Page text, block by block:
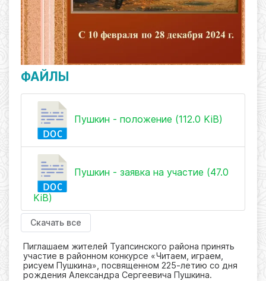
ФАЙЛЫ
Пушкин - положение (112.0 KiB)
Пушкин - заявка на участие (47.0
KiB)
Скачать все
Пиглашаем жителей Туапсинского района принять
участие в районном конкурсе «Читаем, играем,
рисуем Пушкина», посвященном 225-летию со дня
рождения Александра Сергеевича Пушкина.